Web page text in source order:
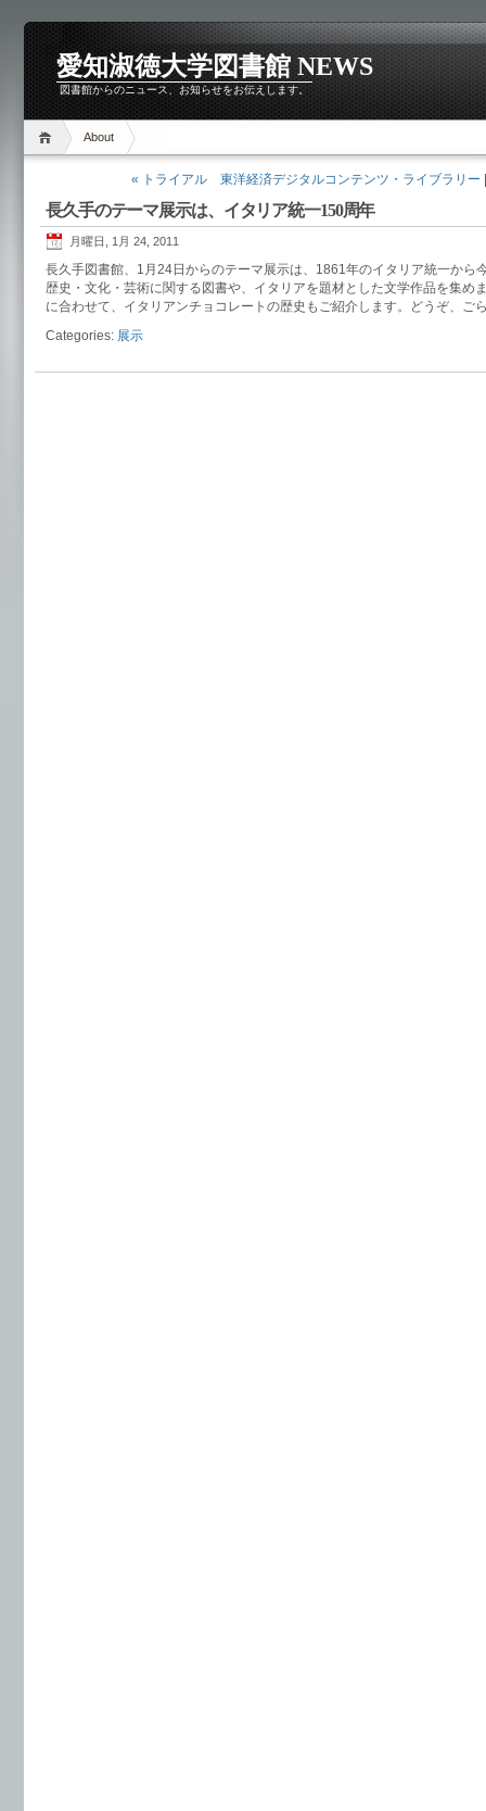
愛知淑徳大学図書館 NEWS
図書館からのニュース、お知らせをお伝えします。
About
« トライアル 東洋経済デジタルコンテンツ・ライブラリー
長久手のテーマ展示は、イタリア統一150周年
月曜日, 1月 24, 2011
長久手図書館、1月24日からのテーマ展示は、1861年のイタリア統一から
歴史・文化・芸術に関する図書や、イタリアを題材とした文学作品を集め
に合わせて、イタリアンチョコレートの歴史もご紹介します。どうぞ、ご
Categories: 展示